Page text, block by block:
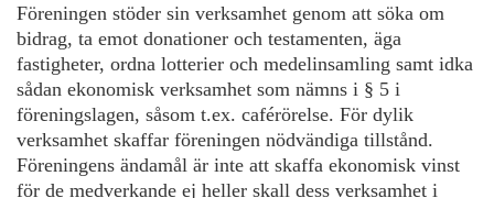
Föreningen stöder sin verksamhet genom att söka om
bidrag, ta emot donationer och testamenten, äga
fastigheter, ordna lotterier och medelinsamling samt idka
sådan ekonomisk verksamhet som nämns i § 5 i
föreningslagen, såsom t.ex. caférörelse. För dylik
verksamhet skaffar föreningen nödvändiga tillstånd.
Föreningens ändamål är inte att skaffa ekonomisk vinst
för de medverkande ej heller skall dess verksamhet i